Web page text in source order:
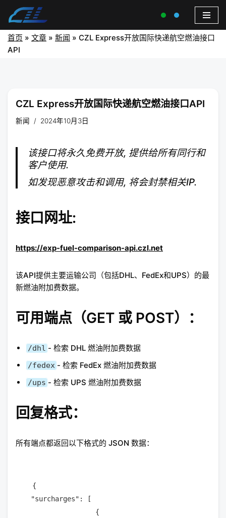
首页 » 文章 » 新闻 » CZL Express开放国际快递航空燃油接口
API
CZL Express开放国际快递航空燃油接口API
新闻 2024年10月3日
该接口将永久免费开放, 提供给所有同行和
客户使用.
如发现恶意攻击和调用, 将会封禁相关IP.
接口网址:
https://exp-fuel-comparison-api.czl.net
该API提供主要运输公司（包括DHL、FedEx和UPS）的最
新燃油附加费数据。
可用端点（GET 或 POST）：
/dhl ​- 检索 DHL 燃油附加费数据
/fedex ​- 检索 FedEx 燃油附加费数据
/ups ​- 检索 UPS 燃油附加费数据
回复格式：
所有端点都返回以下格式的 JSON 数据：
{
"surcharges": [